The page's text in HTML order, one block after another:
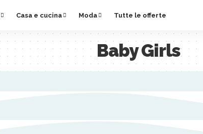
Casa e cucina Moda Tutte le offerte
Baby Girls